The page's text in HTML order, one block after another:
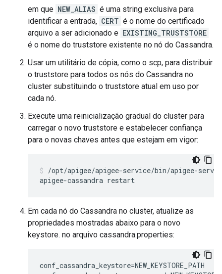
em que NEW_ALIAS é uma string exclusiva para
identificar a entrada, CERT é o nome do certificado
arquivo a ser adicionado e EXISTING_TRUSTSTORE
é o nome do truststore existente no nó do Cassandra.
Usar um utilitário de cópia, como o scp, para distribuir
o truststore para todos os nós do Cassandra no
cluster substituindo o truststore atual em uso por
cada nó.
Execute uma reinicialização gradual do cluster para
carregar o novo truststore e estabelecer confiança
para o novas chaves antes que estejam em vigor:
/opt/apigee/apigee-service/bin/apigee-
apigee-cassandra restart
Em cada nó do Cassandra no cluster, atualize as
propriedades mostradas abaixo para o novo
keystore. no arquivo cassandra.properties:
conf_cassandra_keystore=NEW_KEYSTORE_PATH